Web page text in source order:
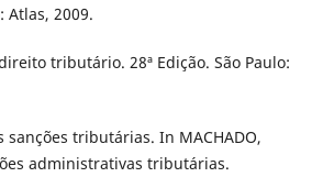
Atlas, 2009.
direito tributário. 28ª Edição. São Paulo:
sanções tributárias. In MACHADO,
administrativas tributárias.